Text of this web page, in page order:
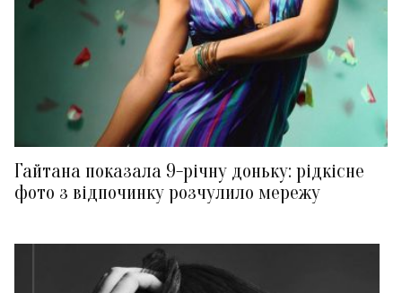
Гайтана показала 9-річну доньку: рідкісне
фото з відпочинку розчулило мережу